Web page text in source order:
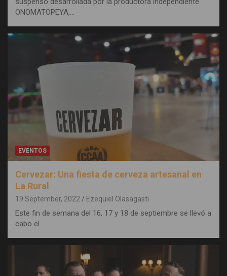
ONOMATOPEYA,…
EVENTOS
Cervezar: Una fiesta de cerveza artesanal en
La Rural
19 September, 2022 Ezequiel Olasagasti
Este fin de semana del 16, 17 y 18 de septiembre se llevó a
cabo el…